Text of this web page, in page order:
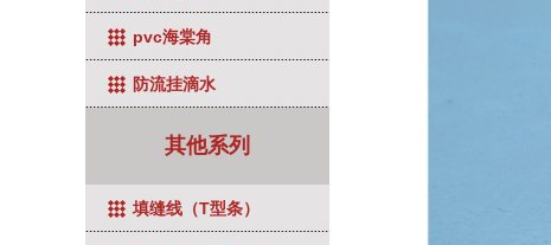
pvc海棠角
防流挂滴水
其他系列
填缝线（T型条）